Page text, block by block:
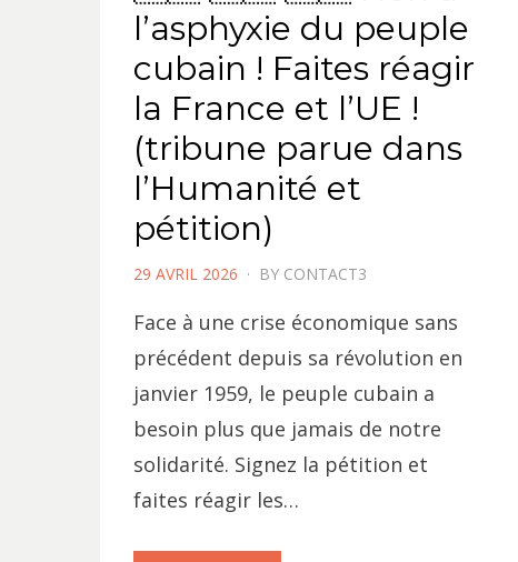
l’asphyxie du peuple
cubain ! Faites réagir
la France et l’UE !
(tribune parue dans
l’Humanité et
pétition)
POSTED
29 AVRIL 2026 BY CONTACT3
Face à une crise économique sans
précédent depuis sa révolution en
janvier 1959, le peuple cubain a
besoin plus que jamais de notre
solidarité. Signez la pétition et
faites réagir les…